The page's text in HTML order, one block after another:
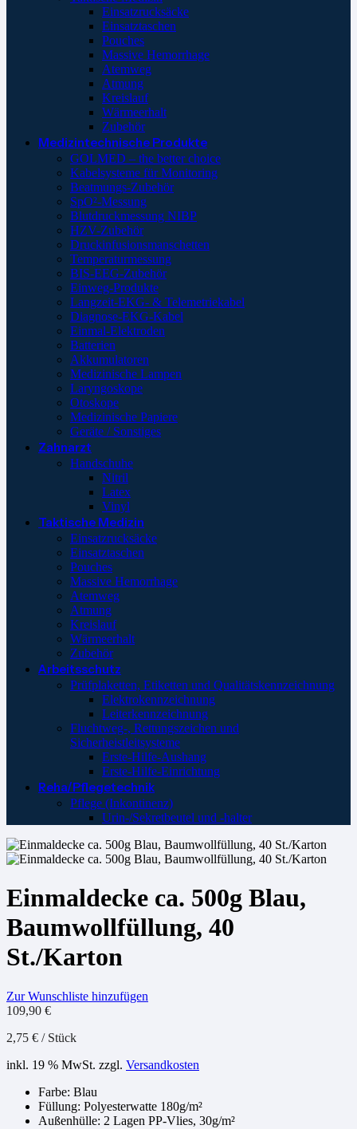
Einsatzrucksäcke
Einsatztaschen
Pouches
Massive Hemorrhage
Atemweg
Atmung
Kreislauf
Wärmeerhalt
Zubehör
Medizintechnische Produkte
GOLMED – the better choice
Kabelsysteme für Monitoring
Beatmungs-Zubehör
SpO²-Messung
Blutdruckmessung NIBP
HZV-Zubehör
Druckinfusionsmanschetten
Temperaturmessung
BIS-EEG-Zubehör
Einweg-Produkte
Langzeit-EKG- & Telemetriekabel
Diagnose-EKG-Kabel
Einmal-Elektroden
Batterien
Akkumulatoren
Medizinische Lampen
Laryngoskope
Otoskope
Medizinische Papiere
Geräte / Sonstiges
Zahnarzt
Handschuhe
Nitril
Latex
Vinyl
Taktische Medizin
Einsatzrucksäcke
Einsatztaschen
Pouches
Massive Hemorrhage
Atemweg
Atmung
Kreislauf
Wärmeerhalt
Zubehör
Arbeitsschutz
Prüfplaketten, Etiketten und Qualitätskennzeichnung
Elektrokennzeichnung
Leiterkennzeichnung
Fluchtweg-, Rettungszeichen und
Sicherheistleitsysteme
Erste-Hilfe-Aushang
Erste-Hilfe-Einrichtung
Reha/Pflegetechnik
Pflege (Inkontinenz)
Urin-/Sekretbeutel und -halter
Einmaldecke ca. 500g Blau,
Baumwollfüllung, 40
St./Karton
Zur Wunschliste hinzufügen
109,90 €
2,75 € / Stück
inkl. 19 % MwSt. zzgl. Versandkosten
Farbe: Blau
Füllung: Polyesterwatte 180g/m²
Außenhülle: 2 Lagen PP-Vlies, 30g/m²